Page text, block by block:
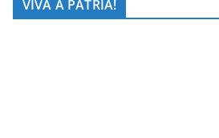
VIVA A PÁTRIA!